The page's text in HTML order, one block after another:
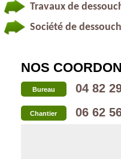
Travaux de
Société de
NOS
Bureau 04 82
Chantier 06 62